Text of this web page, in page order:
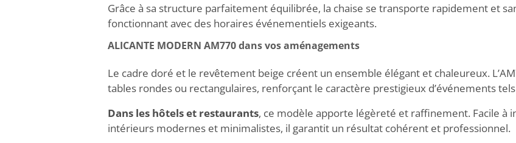
Grâce à sa structure parfaitement équilibrée, la chaise se transporte rapidement et
fonctionnant avec des horaires événementiels exigeants.
ALICANTE MODERN AM770 dans vos aménagements
Le cadre doré et le revêtement beige créent un ensemble élégant et chaleureux.
tables rondes ou rectangulaires, renforçant le caractère prestigieux d’événements
Dans les hôtels et restaurants, ce modèle apporte légèreté et raffinement. Facile à
intérieurs modernes et minimalistes, il garantit un résultat cohérent et professionnel.